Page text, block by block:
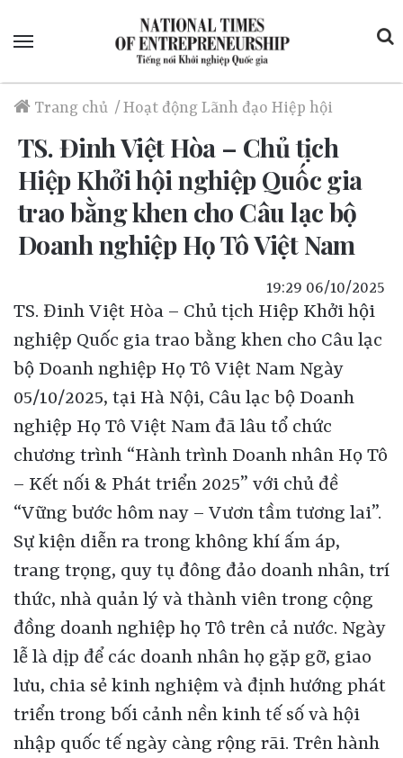
Trang chủ / Hoạt động Lãnh đạo Hiệp hội
TS. Đinh Việt Hòa – Chủ tịch
Hiệp Khởi hội nghiệp Quốc gia
trao bằng khen cho Câu lạc bộ
Doanh nghiệp Họ Tô Việt Nam
19:29 06/10/2025
TS. Đinh Việt Hòa – Chủ tịch Hiệp Khởi hội nghiệp Quốc gia trao bằng khen cho Câu lạc bộ Doanh nghiệp Họ Tô Việt Nam Ngày 05/10/2025, tại Hà Nội, Câu lạc bộ Doanh nghiệp Họ Tô Việt Nam đã lâu tổ chức chương trình “Hành trình Doanh nhân Họ Tô – Kết nối & Phát triển 2025” với chủ đề “Vững bước hôm nay – Vươn tầm tương lai”. Sự kiện diễn ra trong không khí ấm áp, trang trọng, quy tụ đông đảo doanh nhân, trí thức, nhà quản lý và thành viên trong cộng đồng doanh nghiệp họ Tô trên cả nước. Ngày lễ là dịp để các doanh nhân